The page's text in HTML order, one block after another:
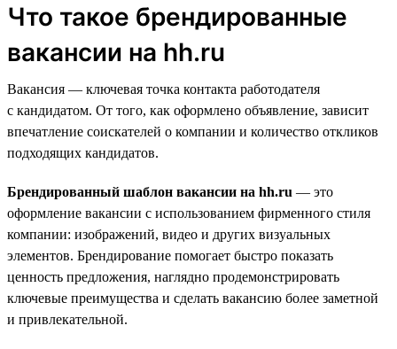
Что такое брендированные
вакансии на hh.ru
Вакансия — ключевая точка контакта работодателя
с кандидатом. От того, как оформлено объявление, зависит
впечатление соискателей о компании и количество откликов
подходящих кандидатов.
Брендированный шаблон вакансии на hh.ru — это
оформление вакансии с использованием фирменного стиля
компании: изображений, видео и других визуальных
элементов. Брендирование помогает быстро показать
ценность предложения, наглядно продемонстрировать
ключевые преимущества и сделать вакансию более заметной
и привлекательной.